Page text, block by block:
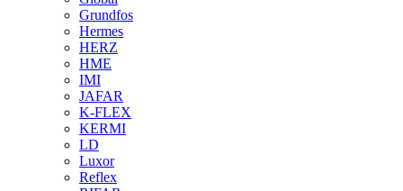
Grundfos
Hermes
HERZ
HME
IMI
JAFAR
K-FLEX
KERMI
LD
Luxor
Reflex